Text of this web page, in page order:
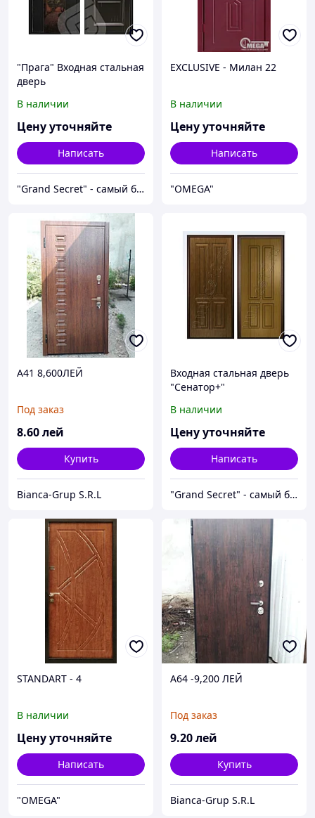
"Прага" Входная стальная
дверь
В наличии
Цену уточняйте
Написать
"Grand Secret" - cамый большой специализированный Showroom в Молдове
EXCLUSIVE - Милан 22
В наличии
Цену уточняйте
Написать
"OMEGA"
A41 8,600ЛЕЙ
Под заказ
8.60лей
Купить
Bianca-Grup S.R.L
Входная стальная дверь
"Сенатор+"
В наличии
Цену уточняйте
Написать
"Grand Secret" - cамый большой специализированный Showroom в Молдове
STANDART - 4
В наличии
Цену уточняйте
Написать
"OMEGA"
A64 -9,200 ЛЕЙ
Под заказ
9.20лей
Купить
Bianca-Grup S.R.L